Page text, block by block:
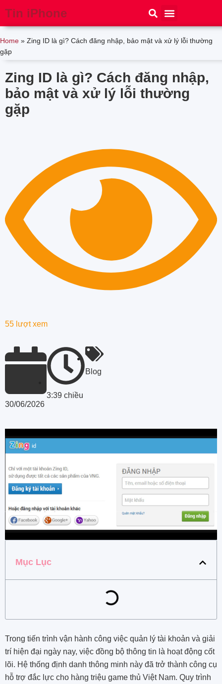
Tin iPhone
Home » Zing ID là gì? Cách đăng nhập, bảo mật và xử lý lỗi thường
gặp
Zing ID là gì? Cách đăng nhập,
bảo mật và xử lý lỗi thường
gặp
55 lượt xem
30/06/2026
3:39 chiều
Blog
Mục Lục
Trong tiến trình vận hành công việc quản lý tài khoản và giải
trí hiện đại ngày nay, việc đồng bộ thông tin là hoạt động cốt
lõi. Hệ thống định danh thông minh này đã trở thành công cụ
hỗ trợ đắc lực cho hàng triệu game thủ Việt Nam. Quy trình